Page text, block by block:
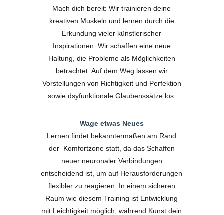
Mach dich bereit: Wir trainieren deine
kreativen Muskeln und lernen durch die
Erkundung vieler künstlerischer
Inspirationen. Wir schaffen eine neue
Haltung, die Probleme als Möglichkeiten
betrachtet. Auf dem Weg lassen wir
Vorstellungen von Richtigkeit und Perfektion
sowie dsyfunktionale Glaubenssätze los.
Wage etwas Neues
Lernen findet bekanntermaßen am Rand
der Komfortzone statt, da das Schaffen
neuer neuronaler Verbindungen
entscheidend ist, um auf Herausforderungen
flexibler zu reagieren. In einem sicheren
Raum wie diesem Training ist Entwicklung
mit Leichtigkeit möglich, während Kunst dein